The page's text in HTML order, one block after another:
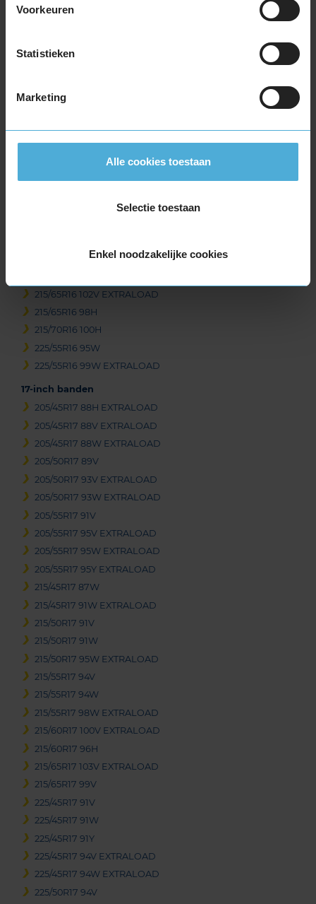
Voorkeuren
Statistieken
Marketing
Alle cookies toestaan
Selectie toestaan
Enkel noodzakelijke cookies
205/55R16 91H
205/55R16 94H EXTRALOAD
205/60R16 92H
205/60R16 96H EXTRALOAD
215/55R16 97W EXTRALOAD
215/60R16 99H EXTRALOAD
215/65R16 102V EXTRALOAD
215/65R16 98H
215/70R16 100H
225/55R16 95W
225/55R16 99W EXTRALOAD
17-inch banden
205/45R17 88H EXTRALOAD
205/45R17 88V EXTRALOAD
205/45R17 88W EXTRALOAD
205/50R17 89V
205/50R17 93V EXTRALOAD
205/50R17 93W EXTRALOAD
205/55R17 91V
205/55R17 95V EXTRALOAD
205/55R17 95W EXTRALOAD
205/55R17 95Y EXTRALOAD
215/45R17 87W
215/45R17 91W EXTRALOAD
215/50R17 91V
215/50R17 91W
215/50R17 95W EXTRALOAD
215/55R17 94V
215/55R17 94W
215/55R17 98W EXTRALOAD
215/60R17 100V EXTRALOAD
215/60R17 96H
215/65R17 103V EXTRALOAD
215/65R17 99V
225/45R17 91V
225/45R17 91W
225/45R17 91Y
225/45R17 94V EXTRALOAD
225/45R17 94W EXTRALOAD
225/50R17 94V